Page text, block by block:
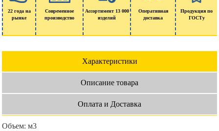
22 года на
рынке
Современное
производство
Ассортимент 13 000
изделий
Оперативная
доставка
Продукция по
ГОСТу
Характеристики
Описание товара
Оплата и Доставка
Объем: м3